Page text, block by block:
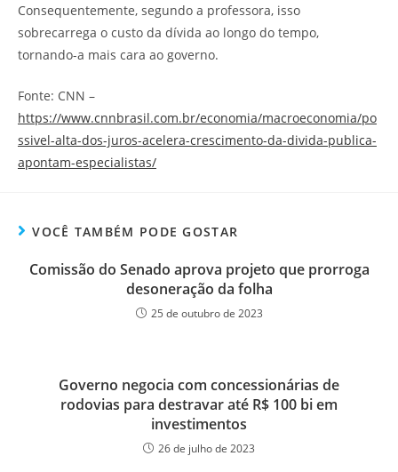
Consequentemente, segundo a professora, isso
sobrecarrega o custo da dívida ao longo do tempo,
tornando-a mais cara ao governo.
Fonte: CNN –
https://www.cnnbrasil.com.br/economia/macroeconomia/po
ssivel-alta-dos-juros-acelera-crescimento-da-divida-publica-
apontam-especialistas/
VOCÊ TAMBÉM PODE GOSTAR
Comissão do Senado aprova projeto que prorroga
desoneração da folha
25 de outubro de 2023
Governo negocia com concessionárias de
rodovias para destravar até R$ 100 bi em
investimentos
26 de julho de 2023